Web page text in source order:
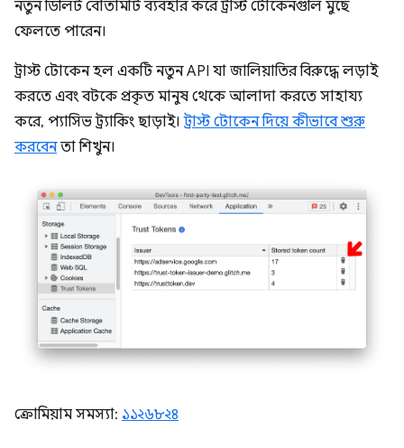
নতুন ডিলিট বোতামটি ব্যবহার করে ট্রাস্ট টোকেনগুলি মুছে
ফেলতে পারেন।
ট্রাস্ট টোকেন হল একটি নতুন API যা জালিয়াতির বিরুদ্ধে লড়াই
করতে এবং বটকে প্রকৃত মানুষ থেকে আলাদা করতে সাহায্য
করে, প্যাসিভ ট্র্যাকিং ছাড়াই।ট্রাস্ট টোকেন দিয়ে কীভাবে শুরু
করবেনতা শিখুন।
ক্রোমিয়াম সমস্যা: ১১২৬৮২৪